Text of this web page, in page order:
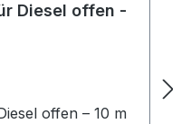
Diesel offen -
offen – 10 m